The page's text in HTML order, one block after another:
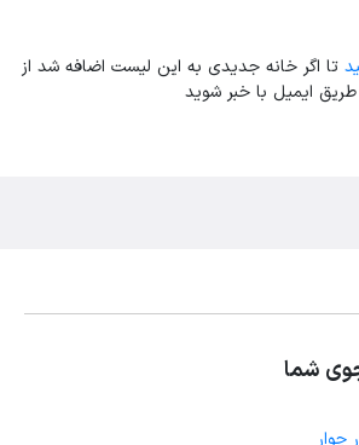
تا اگر خانه جدیدی به این لیست اضافه شد از
طریق ایمیل با خبر شوید
شما
چوار